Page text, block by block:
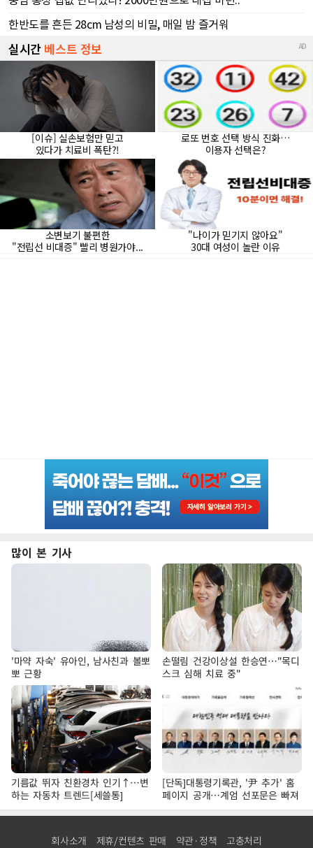
많이 본 기사
'마약 자숙' 유아인, 남사친과 볼뽀
뽀 근황
손떨림 건강이상설 한승연…"목디
스크 심해 치료 중"
기름값 뛰자 친환경차 인기↑…변
하는 자동차 트렌드[세쓸통]
[단독]대통령기록관, '尹 추가' 홈
페이지 공개…계엄 선포문은 빠져
회사소개 제휴/컨텐츠 판매 약관·정책 고충처리